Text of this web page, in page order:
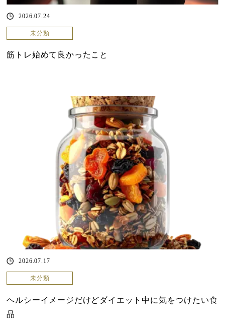
2026.07.24
未分類
筋トレ始めて良かったこと
2026.07.17
未分類
ヘルシーイメージだけどダイエット中に気をつけたい食
品